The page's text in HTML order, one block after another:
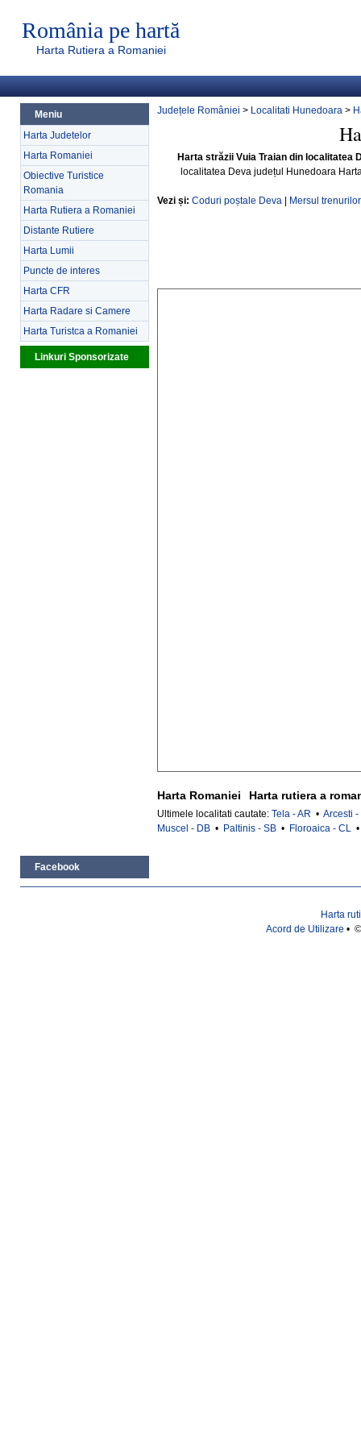
România pe hartă
Harta Rutiera a Romaniei
Meniu
Harta Judetelor
Harta Romaniei
Obiective Turistice
Romania
Harta Rutiera a Romaniei
Distante Rutiere
Harta Lumii
Puncte de interes
Harta CFR
Harta Radare si Camere
Harta Turistca a Romaniei
Linkuri Sponsorizate
Facebook
Județele României > Localitati Hunedoara >
Harta străzii Vuia Traian din localitatea
localitatea Deva județul Hunedoara
Vezi și: Coduri poștale Deva Mersul
Harta Romaniei Harta rutiera a
Ultimele localitati cautate: Tela - AR • Arcesti -
Muscel - DB • Paltinis - SB • Floroaica - CL
Harta
Acord de Utilizare •